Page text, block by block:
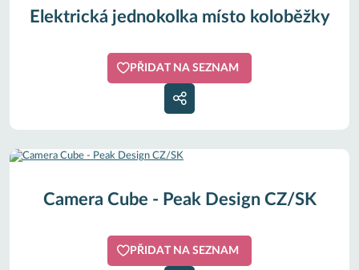
Elektrická jednokolka místo koloběžky
PŘIDAT NA SEZNAM
Camera Cube - Peak Design CZ/SK
PŘIDAT NA SEZNAM